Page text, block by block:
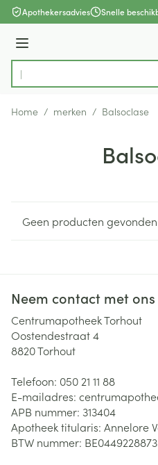
Ga naar de inhoud
Apothekersadvies Snelle
Menu
Product, merk, categorie...
Home / merken / Balsoclase
Geen producten
Neem contact met
Centrumapotheek Torhout
Oostendestraat 4
8820Torhout
Telefoon: 050 21 11 88
E-mailadres:
APB nummer: 313404
Apotheek titularis: Annelore
BTW nummer: BE0449228873